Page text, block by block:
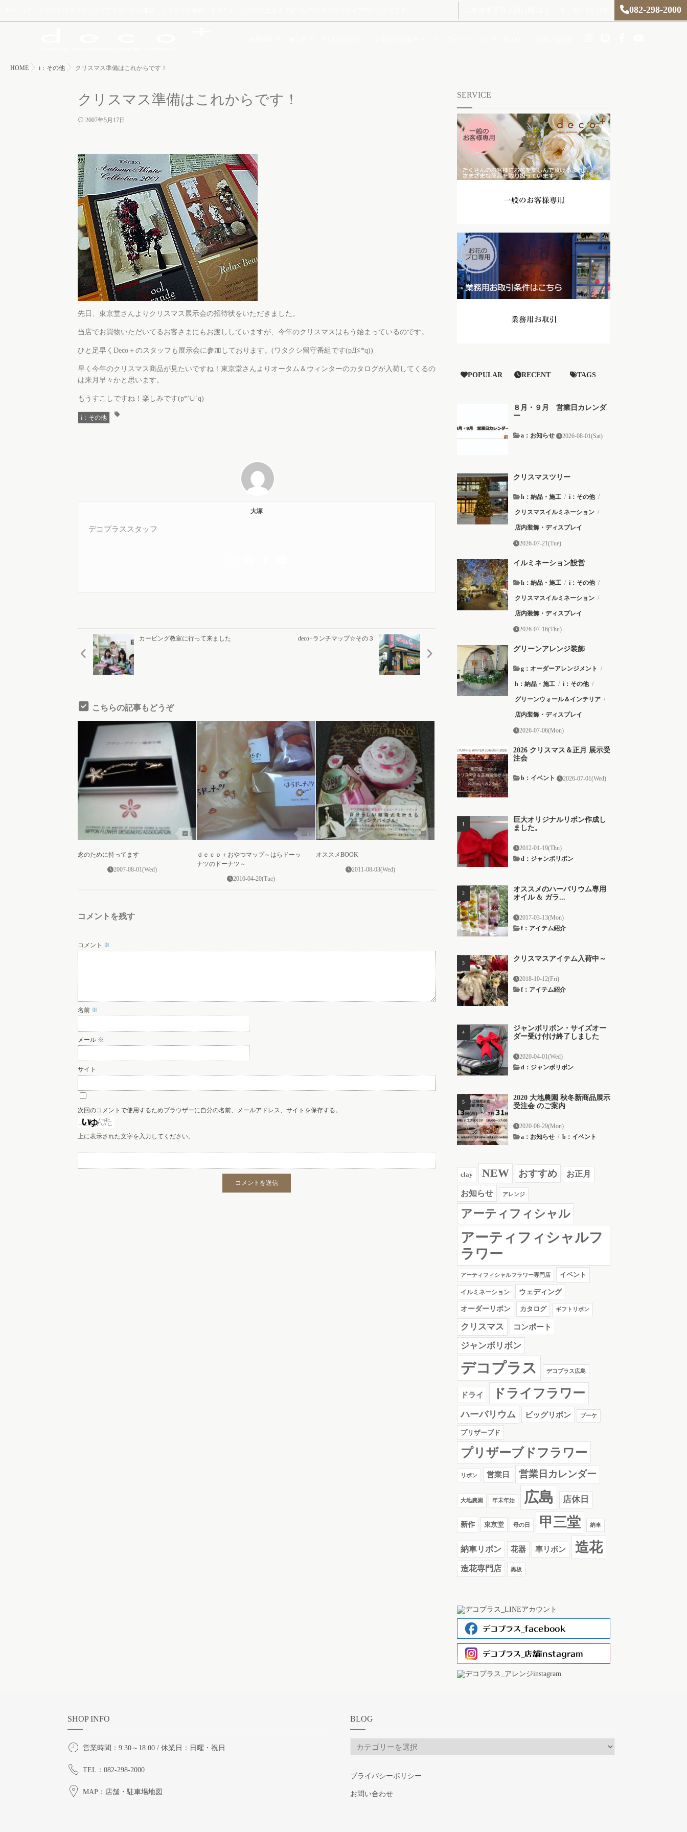
082-298-2000
HOME i：その他 クリスマス準備はこれからです！
クリスマス準備はこれからです！
2007年5月17日
先日、東京堂さんよりクリスマス展示会の招待状をいただきました。
当店でお買物いただいてるお客さまにもお渡ししていますが、今年のクリスマスはもう始まっているのです。
ひと足早くDeco＋のスタッフも展示会に参加しております。(ワタクシ留守番組です(pД≦*q))
早く今年のクリスマス商品が見たいですね！東京堂さんよりオータム＆ウィンターのカタログが入荷してくるの
は来月早々かと思います。
もうすこしですね！楽しみです(p*′∪`q)
i：その他
大塚
デコプラススタッフ
カービング教室に行って来ました deco+ランチマップ☆その３
こちらの記事もどうぞ
0
念のために持ってます
2007-08-01(Wed)
0
ｄｅｃｏ＋おやつマップ～はらドーッ
ナツのドーナツ～
2010-04-20(Tue)
オススメBOOK
2011-08-03(Wed)
コメントを残す
コメント ※
名前 ※
メール ※
サイト
次回のコメントで使用するためブラウザーに自分の名前、メールアドレス、サイトを保存する。
上に表示された文字を入力してください。
SERVICE
POPULAR RECENT TAGS
８月・９月 営業日カレンダ
ー
a：お知らせ 2026-08-01(Sat)
クリスマスツリー
h：納品・施工 / i：その他 /
クリスマスイルミネーション /
店内装飾・ディスプレイ
2026-07-21(Tue)
イルミネーション設営
h：納品・施工 / i：その他 /
クリスマスイルミネーション /
店内装飾・ディスプレイ
2026-07-16(Thu)
グリーンアレンジ装飾
g：オーダーアレンジメント /
h：納品・施工 / i：その他 /
グリーンウォール＆インテリア /
店内装飾・ディスプレイ
2026-07-06(Mon)
2026 クリスマス＆正月 展示受
注会
b：イベント 2026-07-01(Wed)
巨大オリジナルリボン作成し
ました。
2012-01-19(Thu)
d：ジャンボリボン
オススメのハーバリウム専用
オイル & ガラ...
2017-03-13(Mon)
f：アイテム紹介
クリスマスアイテム入荷中～
2018-10-12(Fri)
f：アイテム紹介
ジャンボリボン・サイズオー
ダー受け付け終了しました
2020-04-01(Wed)
d：ジャンボリボン
2020 大地農園 秋冬新商品展示
受注会 のご案内
2020-06-29(Mon)
a：お知らせ / b：イベント
clay NEW おすすめ お正月
お知らせ アレンジ
アーティフィシャル
アーティフィシャルフ
ラワー
アーティフィシャルフラワー専門店 イベント
イルミネーション ウェディング
オーダーリボン カタログ ギフトリボン
クリスマス コンポート
ジャンボリボン
デコプラス デコプラス広島
ドライ ドライフラワー
ハーバリウム ビッグリボン ブーケ
プリザーブド
プリザーブドフラワー
リボン 営業日 営業日カレンダー
大地農園 年末年始 広島 店休日
新作 東京堂 母の日 甲三堂 納車
納車リボン 花器 車リボン 造花
造花専門店 黒板
SHOP INFO
営業時間：9:30～18:00 / 休業日：日曜・祝日
TEL：082-298-2000
MAP：店舗・駐車場地図
BLOG
BLOG
プライバシーポリシー
お問い合わせ